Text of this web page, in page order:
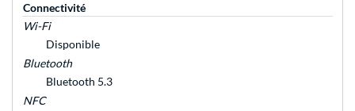
Connectivité
Wi-Fi
Disponible
Bluetooth
Bluetooth 5.3
NFC